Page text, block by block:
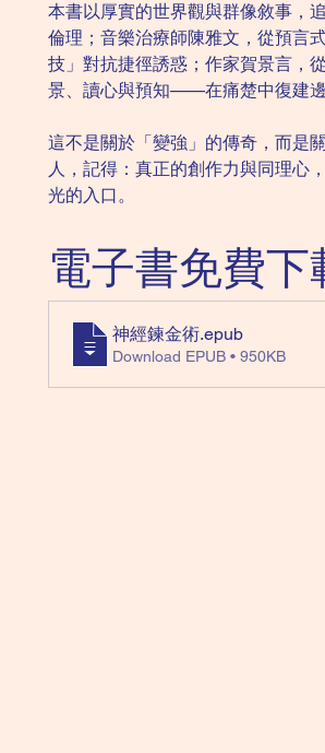
本書以厚實的世界觀與群像敘事
倫理；音樂治療師陳雅文，從預言
技」對抗捷徑誘惑；作家賀景言，
景、讀心與預知——在痛楚中復建邊
這不是關於「變強」的傳奇，而是
人，記得：真正的創作力與同理心
光的入口。
電子書免費下
神經鍊金術.epub
Download EPUB • 950KB